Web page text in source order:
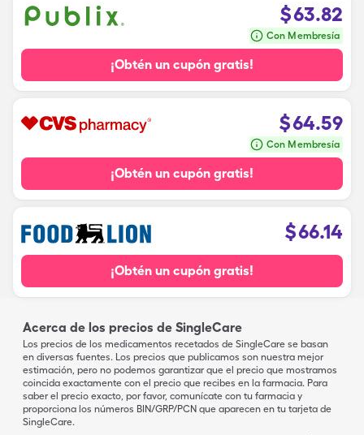
$63.82
Con Membresía
¡Obtén un cupón gratis!
$64.59
Con Membresía
¡Obtén un cupón gratis!
$66.14
¡Obtén un cupón gratis!
Acerca de los precios de SingleCare
Los precios de los medicamentos recetados de SingleCare se basan
en diversas fuentes. Los precios que publicamos son nuestra mejor
estimación, pero no podemos garantizar que el precio que mostramos
coincida exactamente con el precio que recibes en la farmacia. Para
saber el precio exacto, por favor, comunícate con tu farmacia y
proporciona los números BIN/GRP/PCN que aparecen en tu tarjeta de
SingleCare.